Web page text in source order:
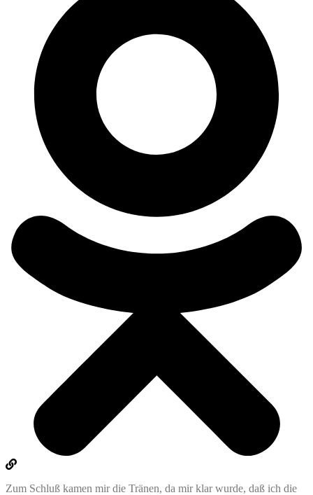
Zum Schluß kamen mir die Tränen, da mir klar wurde, daß ich die